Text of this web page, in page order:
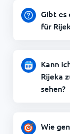
Gibt es
für
Kann
Rijeka
sehen?
Wie